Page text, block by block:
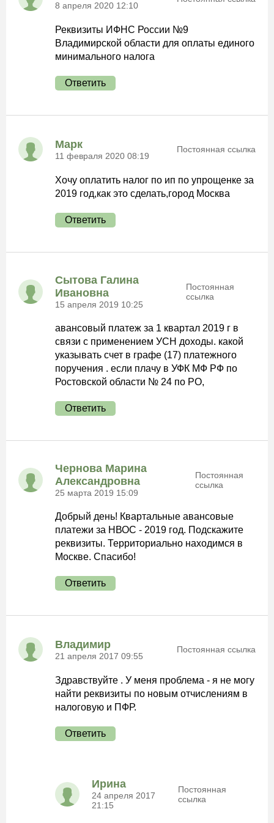
8 апреля 2020 12:10
Реквизиты ИФНС России №9
Владимирской области для оплаты единого
минимального налога
Ответить
Марк
11 февраля 2020 08:19
Постоянная ссылка
Хочу оплатить налог по ип по упрощенке за
2019 год,как это сделать,город Москва
Ответить
Сытова Галина
Ивановна
15 апреля 2019 10:25
Постоянная
ссылка
авансовый платеж за 1 квартал 2019 г в
связи с применением УСН доходы. какой
указывать счет в графе (17) платежного
поручения . если плачу в УФК МФ РФ по
Ростовской области № 24 по РО,
Ответить
Чернова Марина
Александровна
25 марта 2019 15:09
Постоянная
ссылка
Добрый день! Квартальные авансовые
платежи за НВОС - 2019 год. Подскажите
реквизиты. Территориально находимся в
Москве. Спасибо!
Ответить
Владимир
21 апреля 2017 09:55
Постоянная ссылка
Здравствуйте . У меня проблема - я не могу
найти реквизиты по новым отчислениям в
налоговую и ПФР.
Ответить
Ирина
24 апреля 2017
21:15
Постоянная
ссылка